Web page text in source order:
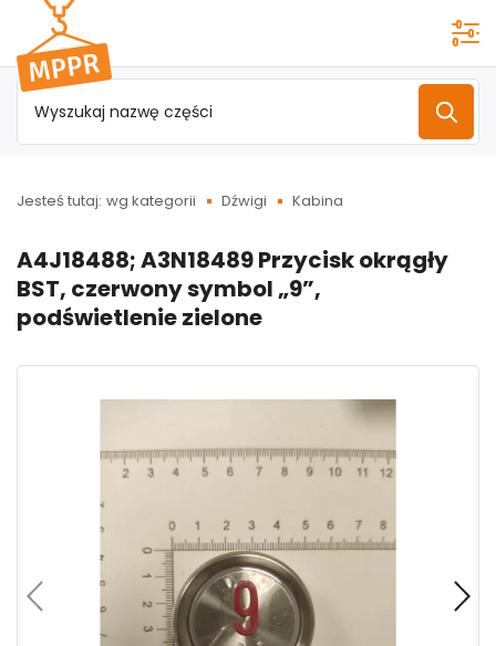
Przejdź do
menu
głównego
Jesteś tutaj: wg kategorii Dźwigi Kabina
A4J18488; A3N18489 Przycisk okrągły
BST, czerwony symbol „9”,
podświetlenie zielone